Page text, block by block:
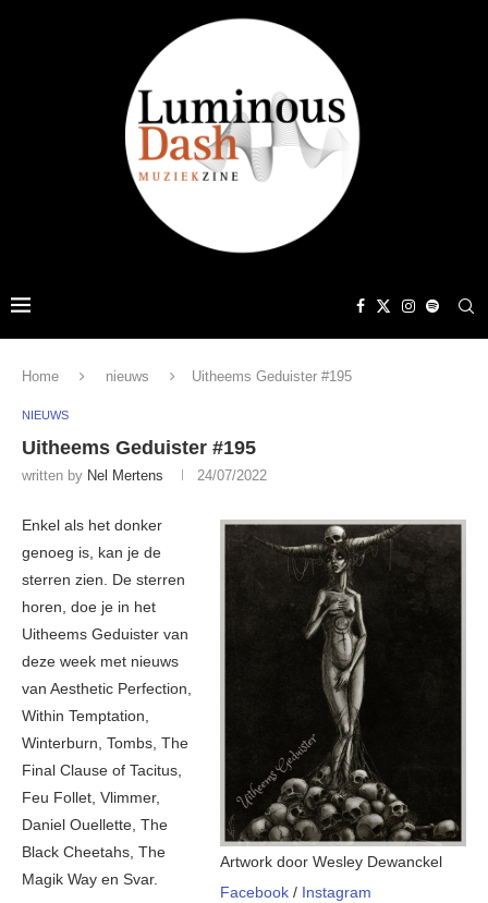
Home nieuws Uitheems Geduister #195
NIEUWS
Uitheems Geduister #195
written by Nel Mertens 24/07/2022
Artwork door Wesley Dewanckel
Facebook / Instagram
Enkel als het donker
genoeg is, kan je de
sterren zien. De sterren
horen, doe je in het
Uitheems Geduister van
deze week met nieuws
van Aesthetic Perfection,
Within Temptation,
Winterburn, Tombs, The
Final Clause of Tacitus,
Feu Follet, Vlimmer,
Daniel Ouellette, The
Black Cheetahs, The
Magik Way en Svar.